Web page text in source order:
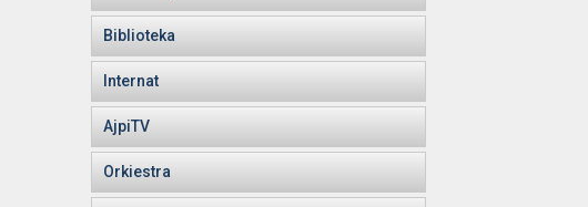
Biblioteka
Internat
AjpiTV
Orkiestra